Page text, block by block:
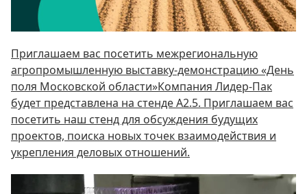
Приглашаем вас посетить межрегиональную
агропромышленную выставку-демонстрацию «День
поля Московской области»Компания Лидер-Пак
будет представлена на стенде А2.5. Приглашаем вас
посетить наш стенд для обсуждения будущих
проектов, поиска новых точек взаимодействия и
укрепления деловых отношений.